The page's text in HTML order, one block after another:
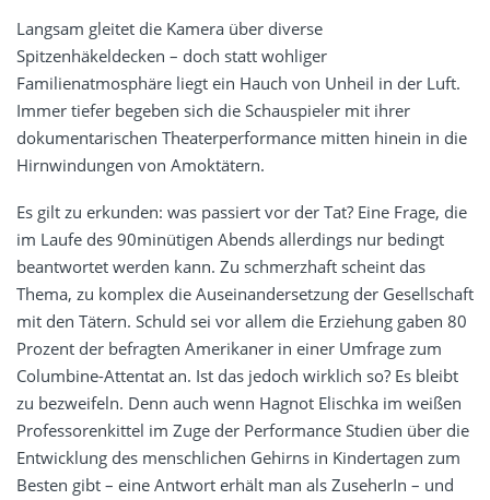
Langsam gleitet die Kamera über diverse
Spitzenhäkeldecken – doch statt wohliger
Familienatmosphäre liegt ein Hauch von Unheil in der Luft.
Immer tiefer begeben sich die Schauspieler mit ihrer
dokumentarischen Theaterperformance mitten hinein in die
Hirnwindungen von Amoktätern.
Es gilt zu erkunden: was passiert vor der Tat? Eine Frage, die
im Laufe des 90minütigen Abends allerdings nur bedingt
beantwortet werden kann. Zu schmerzhaft scheint das
Thema, zu komplex die Auseinandersetzung der Gesellschaft
mit den Tätern. Schuld sei vor allem die Erziehung gaben 80
Prozent der befragten Amerikaner in einer Umfrage zum
Columbine-Attentat an. Ist das jedoch wirklich so? Es bleibt
zu bezweifeln. Denn auch wenn Hagnot Elischka im weißen
Professorenkittel im Zuge der Performance Studien über die
Entwicklung des menschlichen Gehirns in Kindertagen zum
Besten gibt – eine Antwort erhält man als ZuseherIn – und